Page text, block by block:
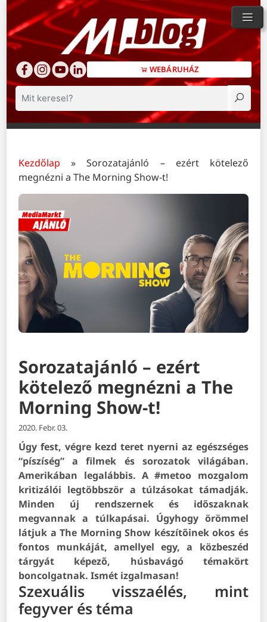
WEBÁRUHÁZ
Keresés
Kezdőlap »Sorozatajánló – ezért kötelező
megnézni a The Morning Show-t!
Sorozatajánló – ezért
kötelező megnézni a The
Morning Show-t!
2020. Febr. 03.
Úgy fest, végre kezd teret nyerni az egészséges
“píszíség” a filmek és sorozatok világában.
Amerikában legalábbis. A #metoo mozgalom
kritizálói legtöbbször a túlzásokat támadják.
Minden új rendszernek és időszaknak
megvannak a túlkapásai. Úgyhogy örömmel
látjuk a The Morning Show készítőinek okos és
fontos munkáját, amellyel egy, a közbeszéd
tárgyát képező, húsbavágó témakört
boncolgatnak. Ismét izgalmasan!
Szexuális visszaélés, mint
fegyver és téma